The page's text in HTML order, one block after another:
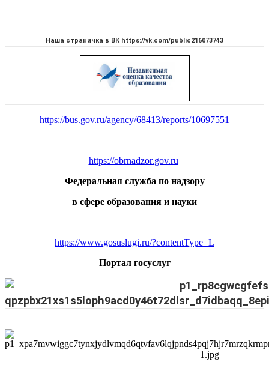
Наша страничка в ВК https://vk.com/public216073743
https://bus.gov.ru/agency/68413/reports/10697551
https://obrnadzor.gov.ru
Федеральная служба по надзору
в сфере образования и науки
https://www.gosuslugi.ru/?contentType=L
Портал госуслуг